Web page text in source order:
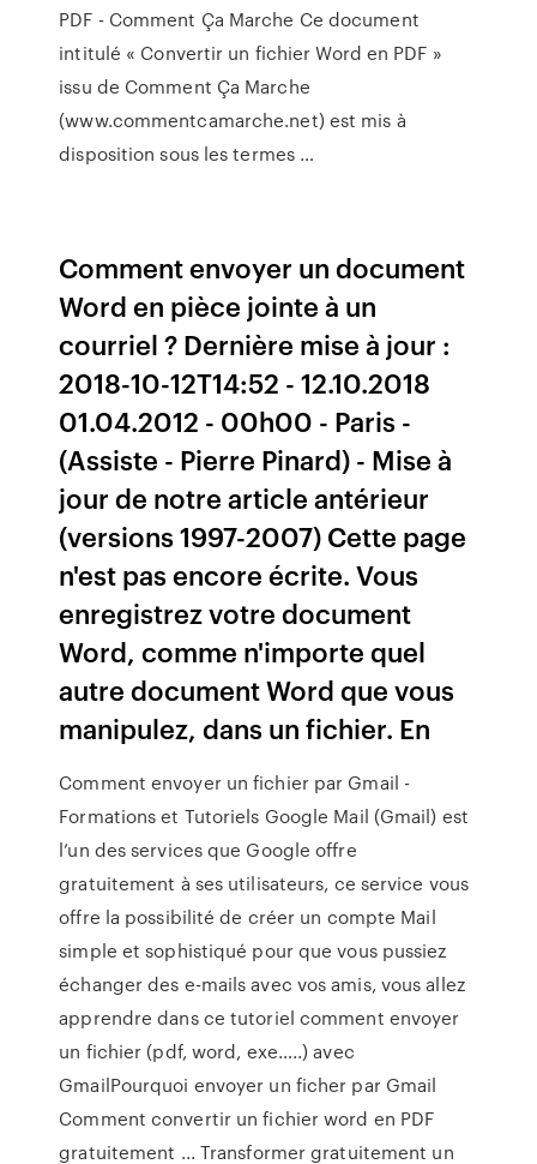
PDF - Comment Ça Marche Ce document
intitulé « Convertir un fichier Word en PDF »
issu de Comment Ça Marche
(www.commentcamarche.net) est mis à
disposition sous les termes …
Comment envoyer un document
Word en pièce jointe à un
courriel ? Dernière mise à jour :
2018-10-12T14:52 - 12.10.2018
01.04.2012 - 00h00 - Paris -
(Assiste - Pierre Pinard) - Mise à
jour de notre article antérieur
(versions 1997-2007) Cette page
n'est pas encore écrite. Vous
enregistrez votre document
Word, comme n'importe quel
autre document Word que vous
manipulez, dans un fichier. En
Comment envoyer un fichier par Gmail -
Formations et Tutoriels Google Mail (Gmail) est
l’un des services que Google offre
gratuitement à ses utilisateurs, ce service vous
offre la possibilité de créer un compte Mail
simple et sophistiqué pour que vous pussiez
échanger des e-mails avec vos amis, vous allez
apprendre dans ce tutoriel comment envoyer
un fichier (pdf, word, exe…..) avec
GmailPourquoi envoyer un ficher par Gmail
Comment convertir un fichier word en PDF
gratuitement ... Transformer gratuitement un